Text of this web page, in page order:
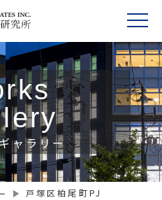
ャラリー
戸塚区柏尾町PJ